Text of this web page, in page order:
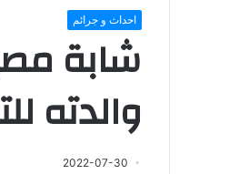
احداث و جرائم
شابة
والدته
2022-07-30